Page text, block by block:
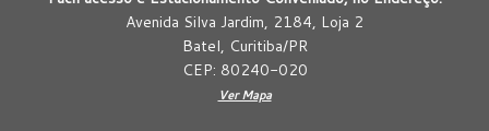
Avenida Silva Jardim, 2184, Loja 2
Batel, Curitiba/PR
CEP: 80240-020
Ver Mapa